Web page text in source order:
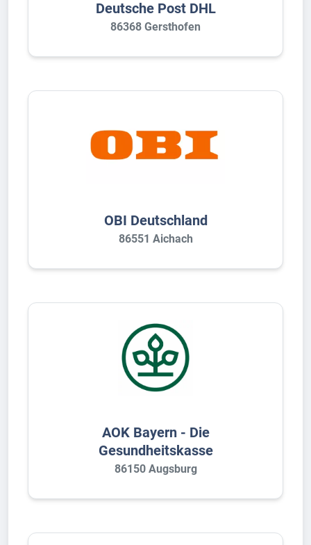
Deutsche Post DHL
86368 Gersthofen
OBI Deutschland
86551 Aichach
AOK Bayern - Die
Gesundheitskasse
86150 Augsburg